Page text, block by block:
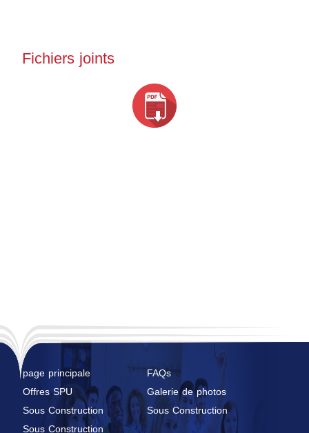
Fichiers joints
page principale
FAQs
Offres SPU
Galerie de photos
Sous Construction
Sous Construction
Sous Construction